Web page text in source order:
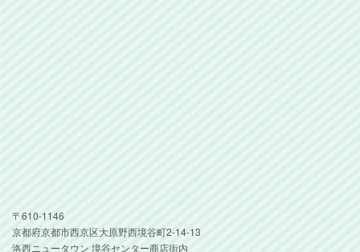
〒610-1146
京都府京都市西京区大原野西境谷町2-14-13
洛西ニュータウン 境谷センター商店街内